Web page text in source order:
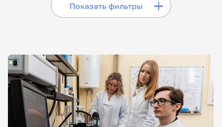
смотрите сюжеты на
«Rutube»
Показать фильтры
Скрыть фильтры
Поиск по рубрикам
Поиск по дате